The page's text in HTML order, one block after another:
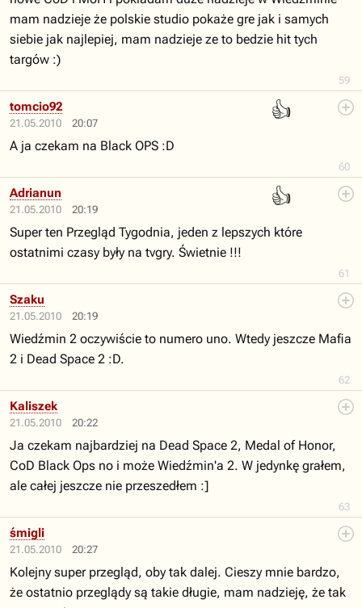
59
mam nadzieje że polskie studio pokaże gre jak i samych
siebie jak najlepiej, mam nadzieje ze to bedzie hit tych
targów :)
21.05.2010 20:07
👍
60
tomcio92
A ja czekam na Black OPS :D
21.05.2010 20:19
👍
61
Adrianun
Super ten Przegląd Tygodnia, jeden z lepszych które
ostatnimi czasy były na tvgry. Świetnie !!!
21.05.2010 20:19
62
Szaku
Wiedźmin 2 oczywiście to numero uno. Wtedy jeszcze Mafia
2 i Dead Space 2 :D.
21.05.2010 20:22
63
Kaliszek
Ja czekam najbardziej na Dead Space 2, Medal of Honor,
CoD Black Ops no i może Wiedźmin'a 2. W jedynkę grałem,
ale całej jeszcze nie przeszedłem :]
21.05.2010 20:27
śmigli
Kolejny super przegląd, oby tak dalej. Cieszy mnie bardzo,
że ostatnio przeglądy są takie długie, mam nadzieję, że tak